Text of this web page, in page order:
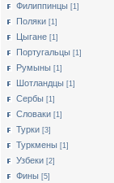
Филиппинцы [1]
Поляки [1]
Цыгане [1]
Португальцы [1]
Румыны [1]
Шотландцы [1]
Сербы [1]
Словаки [1]
Турки [3]
Туркмены [1]
Узбеки [2]
Фины [5]